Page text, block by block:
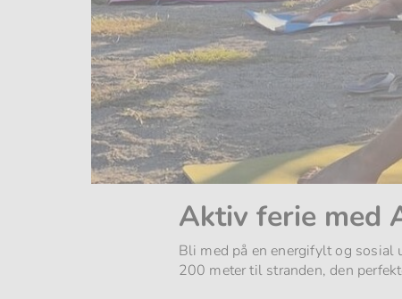
Aktiv ferie med
Bli med på en energifylt og sosial
200 meter til stranden, den